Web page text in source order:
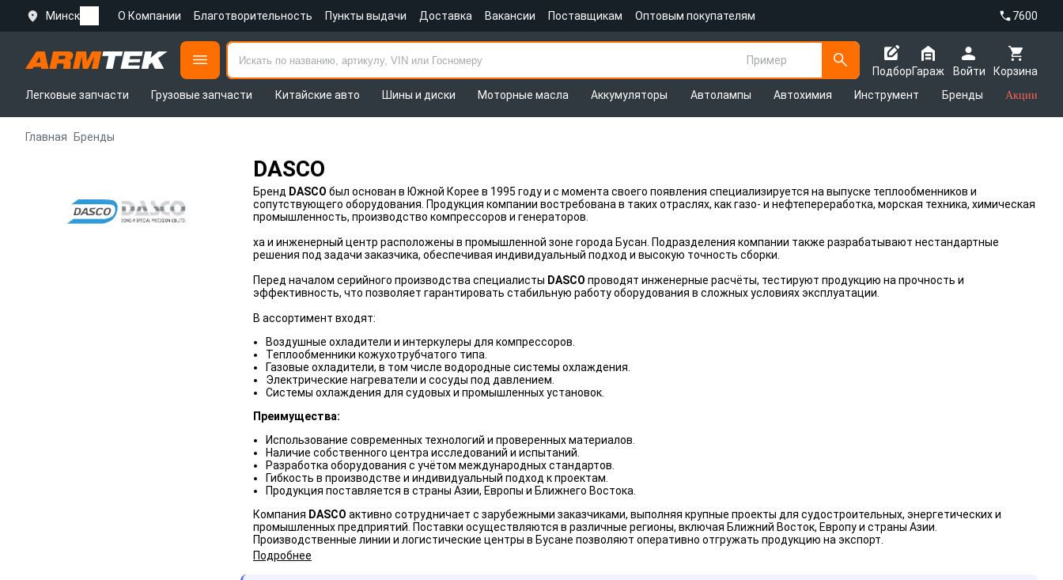
Минск О Компании Благотворительность Пункты выдачи Доставка Вакансии Поставщикам Оптовым покупателям 7600
Пример
Подбор
Корзина
Гараж
Войти
Легковые запчасти
Грузовые запчасти Китайские авто Шины и диски Моторные масла Аккумуляторы Автолампы Автохимия Инструмент Бренды Акции
Главная Бренды
DASCO
Бренд DASCO был основан в Южной Корее в 1995 году и с момента своего появления специализируется на выпуске теплообменников и
сопутствующего оборудования. Продукция компании востребована в таких отраслях, как газо- и нефтепереработка, морская техника, химическая
промышленность, производство компрессоров и генераторов.
ха и инженерный центр расположены в промышленной зоне города Бусан. Подразделения компании также разрабатывают нестандартные
решения под задачи заказчика, обеспечивая индивидуальный подход и высокую точность сборки.
Перед началом серийного производства специалисты DASCO проводят инженерные расчёты, тестируют продукцию на прочность и
эффективность, что позволяет гарантировать стабильную работу оборудования в сложных условиях эксплуатации.
В ассортимент входят:
Воздушные охладители и интеркулеры для компрессоров.
Теплообменники кожухотрубчатого типа.
Газовые охладители, в том числе водородные системы охлаждения.
Электрические нагреватели и сосуды под давлением.
Системы охлаждения для судовых и промышленных установок.
Преимущества:
Использование современных технологий и проверенных материалов.
Наличие собственного центра исследований и испытаний.
Разработка оборудования с учётом международных стандартов.
Гибкость в производстве и индивидуальный подход к проектам.
Продукция поставляется в страны Азии, Европы и Ближнего Востока.
Компания DASCO активно сотрудничает с зарубежными заказчиками, выполняя крупные проекты для судостроительных, энергетических и
промышленных предприятий. Поставки осуществляются в различные регионы, включая Ближний Восток, Европу и страны Азии.
Производственные линии и логистические центры в Бусане позволяют оперативно отгружать продукцию на экспорт.
Подробнее